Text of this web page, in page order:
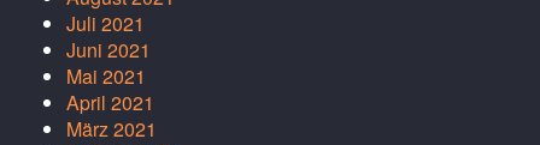
Juli 2021
Juni 2021
Mai 2021
April 2021
März 2021